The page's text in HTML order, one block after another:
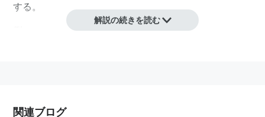
する。
「水と熱に耐えられる部品から集めないとダメですね」
解説の続きを読む
関連ブログ